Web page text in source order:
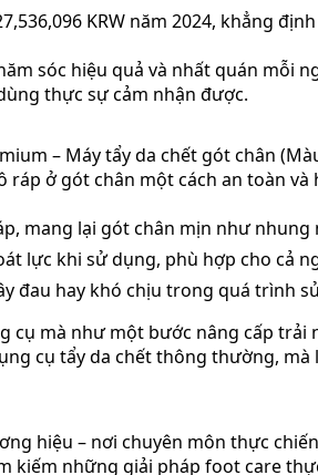
KRW năm 2024, khẳng
sóc hiệu quả và nhất quán mỗi
thực sự cảm nhận được.
– Máy tẩy da chết gót chân
ráp ở gót chân một cách an toàn và
mang lại gót chân mịn như
lực khi sử dụng, phù hợp cho cả
đau hay khó chịu trong quá trình
mà như một bước nâng cấp trải
cụ tẩy da chết thông thường,
hiệu – nơi chuyên môn thực
những giải pháp foot care